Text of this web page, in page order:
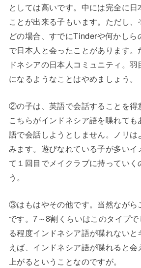
としては高いです。中には完全に
ことが出来る子もいます。ただし
どの場合、すでにTinderや何かしら
で日本人と会ったことがあります
ドネシアの日本人コミュニティ。
になるようなことはやめましょう。
②の子は、英語で会話することを得
こちらがインドネシア語を喋れて
語で会話しようとしません。ノリ
みます。遊びなれている子が多いイ
て１回目でメイクラブに持っていく
う。
③はもはやその他です。当然ながら
です。7～8割くらいはこのタイプ
る程度インドネシア語が喋れない
えば、インドネシア語が喋れると
上がるということなのですが。